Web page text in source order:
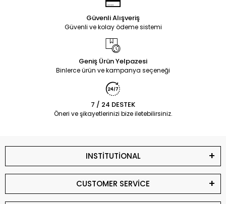
Güvenli Alışveriş
Güvenli ve kolay ödeme sistemi
Geniş Ürün Yelpazesi
Binlerce ürün ve kampanya seçeneği
7 / 24 DESTEK
Öneri ve şikayetlerinizi bize iletebilirsiniz.
INSTİTUTİONAL
CUSTOMER SERVİCE